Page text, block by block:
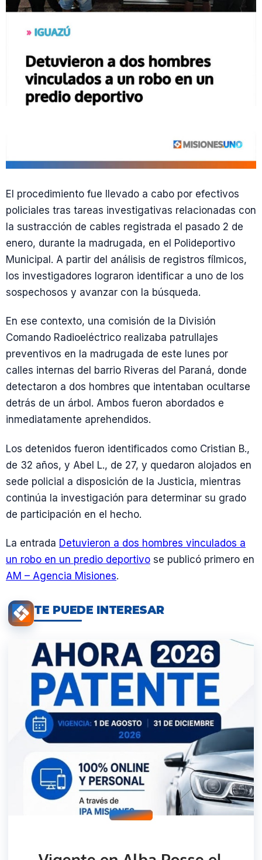
El procedimiento fue llevado a cabo por efectivos
policiales tras tareas investigativas relacionadas con
la sustracción de cables registrada el pasado 2 de
enero, durante la madrugada, en el Polideportivo
Municipal. A partir del análisis de registros fílmicos,
los investigadores lograron identificar a uno de los
sospechosos y avanzar con la búsqueda.
En ese contexto, una comisión de la División
Comando Radioeléctrico realizaba patrullajes
preventivos en la madrugada de este lunes por
calles internas del barrio Riveras del Paraná, donde
detectaron a dos hombres que intentaban ocultarse
detrás de un árbol. Ambos fueron abordados e
inmediatamente aprehendidos.
Los detenidos fueron identificados como Cristian B.,
de 32 años, y Abel L., de 27, y quedaron alojados en
sede policial a disposición de la Justicia, mientras
continúa la investigación para determinar su grado
de participación en el hecho.
La entrada Detuvieron a dos hombres vinculados a
un robo en un predio deportivo se publicó primero en
AM – Agencia Misiones.
TE PUEDE INTERESAR